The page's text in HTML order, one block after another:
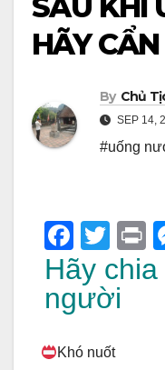
SAU KHI
HÃY
By Chủ
SEP 14,
#uống
F
a
c
e
b
T
wi
tt
Hãy
người
Khó nuốt